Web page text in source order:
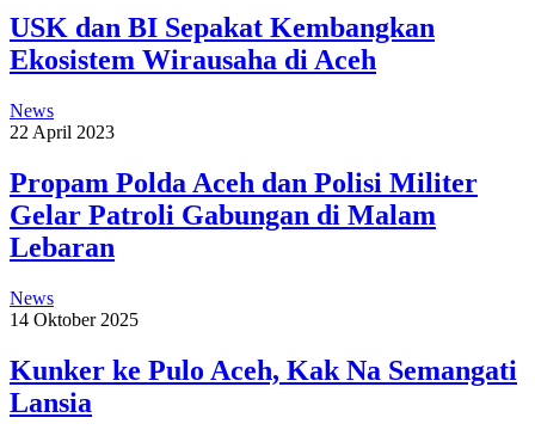
USK dan BI Sepakat Kembangkan
Ekosistem Wirausaha di Aceh
News
22 April 2023
Propam Polda Aceh dan Polisi Militer
Gelar Patroli Gabungan di Malam
Lebaran
News
14 Oktober 2025
Kunker ke Pulo Aceh, Kak Na Semangati
Lansia